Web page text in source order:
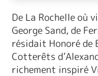
De La Rochelle où
George Sand, de
résidait Honoré de
Cotterêts
richement inspiré